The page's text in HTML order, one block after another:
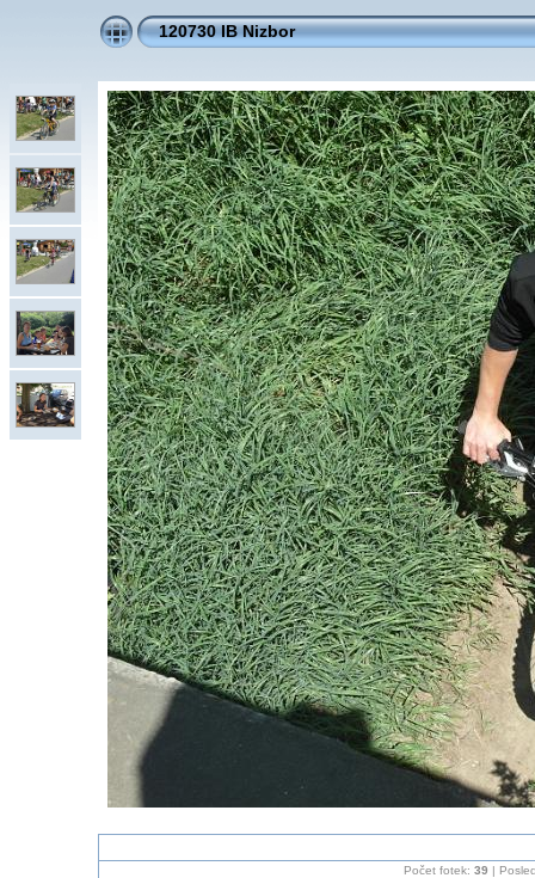
120730 IB Nizbor
Počet fotek: 39 |